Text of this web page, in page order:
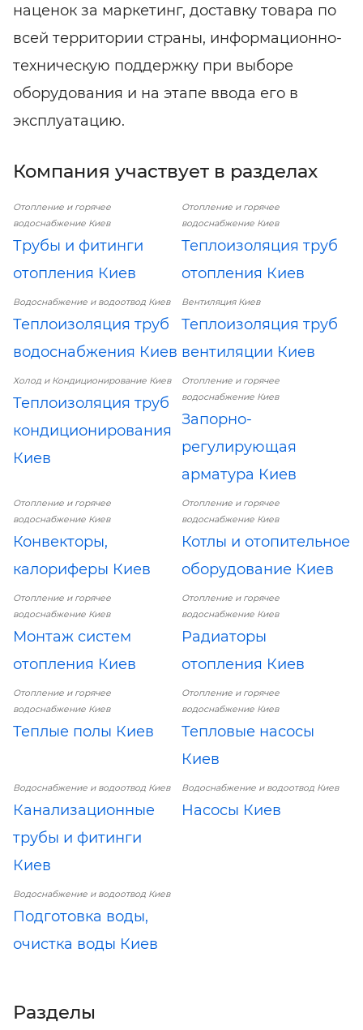
наценок за маркетинг, доставку товара по
всей территории страны, информационно-
техническую поддержку при выборе
оборудования и на этапе ввода его в
эксплуатацию.
Компания участвует в разделах
Отопление и горячее
водоснабжение Киев
Трубы и фитинги
отопления Киев
Отопление и горячее
водоснабжение Киев
Теплоизоляция труб
отопления Киев
Водоснабжение и водоотвод Киев
Теплоизоляция труб
водоснабжения Киев
Вентиляция Киев
Теплоизоляция труб
вентиляции Киев
Холод и Кондиционирование Киев
Теплоизоляция труб
кондиционирования
Киев
Отопление и горячее
водоснабжение Киев
Запорно-
регулирующая
арматура Киев
Отопление и горячее
водоснабжение Киев
Конвекторы,
калориферы Киев
Отопление и горячее
водоснабжение Киев
Котлы и отопительное
оборудование Киев
Отопление и горячее
водоснабжение Киев
Монтаж систем
отопления Киев
Отопление и горячее
водоснабжение Киев
Радиаторы
отопления Киев
Отопление и горячее
водоснабжение Киев
Теплые полы Киев
Отопление и горячее
водоснабжение Киев
Тепловые насосы
Киев
Водоснабжение и водоотвод Киев
Канализационные
трубы и фитинги
Киев
Водоснабжение и водоотвод Киев
Насосы Киев
Водоснабжение и водоотвод Киев
Подготовка воды,
очистка воды Киев
Разделы